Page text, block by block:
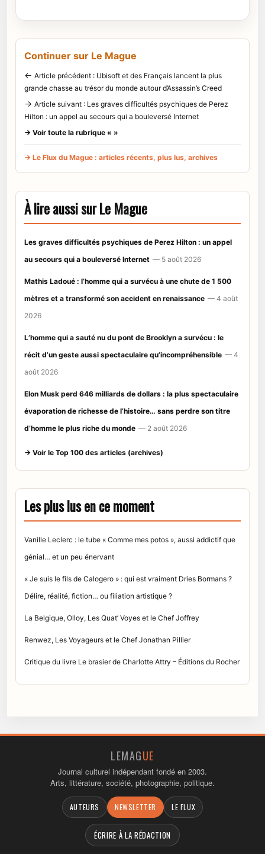
Continuer sur Le Mague
← Article précédent : Ubisoft et des Français lancent la plus
grande chasse au trésor du monde autour d’Assassin’s Creed
→ Article suivant : Les graves difficultés psychiques de Perez
Hilton : un appel au secours qui a bouleversé Internet
→ Voir toute la rubrique « »
→ Le Flux du Mague : articles récents, plus lus, archives
À lire aussi sur Le Mague
Les graves difficultés psychiques de Perez Hilton : un appel
au secours qui a bouleversé Internet — 5 août 2026
Mathis Ladoué : l’homme qui a survécu à une chute de 1 500
mètres et a transformé son accident en renaissance — 4 août
2026
L’homme qui a sauté nu du pont de Brooklyn a survécu : le
récit d’un geste aussi spectaculaire qu’incompréhensible — 4
août 2026
Elon Musk perd 646 milliards de dollars : la plus spectaculaire
évaporation de richesse de l’histoire… sans perdre son titre
d’homme le plus riche du monde — 2 août 2026
→ Voir le Top 100 des articles (archives)
Les plus lus en ce moment
Vanille Leclerc : le tube « Comme mes potos », aussi addictif que
génial… et un peu énervant
« Je suis le fils de Calogero » : qui est vraiment Dries Bormans ?
Délire, réalité, fiction… ou filiation artistique ?
La Belgique, Olloy, Les Quat’ Voyes et le Chef Joffrey
Renwez, Les Voyageurs et le Chef Jonathan Pillier
Critique du livre Le brasier de Charlotte Attry – Éditions du Rocher
LEMAGUE
Journal culturel indépendant fondé en 2003.
Arts, littérature, société, photographie, politique.
AUTEURS NEWSLETTER LE FLUX
ÉCRIRE À LA RÉDACTION